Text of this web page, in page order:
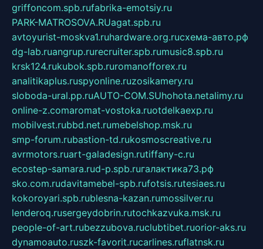
griffoncom.spb.rufabrika-emotsiy.ru
PARK-MATROSOVA.RUagat.spb.ru
avtoyurist-moskva1.ruhardware.org.ruсхема-авто.рф
dg-lab.ruangrup.rurecruiter.spb.rumusic8.spb.ru
krsk124.rukubok.spb.ruromanofforex.ru
analitikaplus.ruspyonline.ruzosikamery.ru
sloboda-ural.pp.ruAUTO-COM.SUhohota.netalimy.ru
online-z.comaromat-vostoka.ruotdelkaexp.ru
mobilvest.rubbd.net.rumebelshop.msk.ru
smp-forum.rubastion-td.rukosmoscreative.ru
avrmotors.ruart-galadesign.rutiffany-c.ru
ecostep-samara.rud-p.spb.ruгалактика73.рф
sko.com.rudavitamebel-spb.rufotsis.rutesiaes.ru
kokoroyari.spb.rublesna-kazan.rumossilver.ru
lenderoq.rusergeydobrin.rutochkazvuka.msk.ru
people-of-art.rubezzubova.ruclubtibet.ruorior-aks.ru
dynamoauto.ruszk-favorit.rucarlines.ruflatnsk.ru